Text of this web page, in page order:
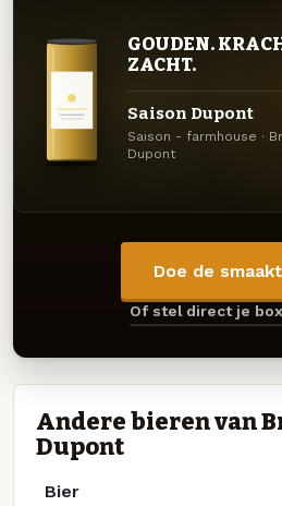
GOUDEN.
ZACHT.
Saison Dupont
Saison - farmhouse ·
Dupont
Doe de
Of stel direct je
Andere bieren van
Dupont
Bier